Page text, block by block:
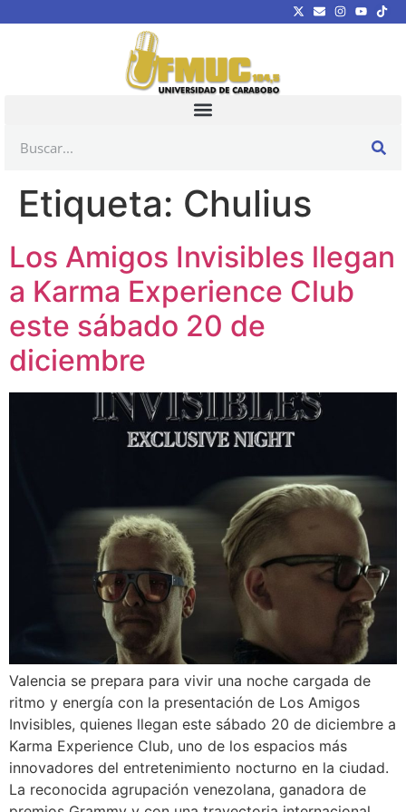
Etiqueta: Chulius
Los Amigos Invisibles llegan
a Karma Experience Club
este sábado 20 de
diciembre
Valencia se prepara para vivir una noche cargada de
ritmo y energía con la presentación de Los Amigos
Invisibles, quienes llegan este sábado 20 de diciembre a
Karma Experience Club, uno de los espacios más
innovadores del entretenimiento nocturno en la ciudad.
La reconocida agrupación venezolana, ganadora de